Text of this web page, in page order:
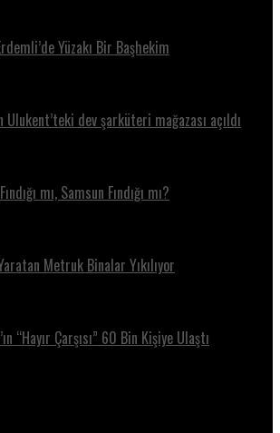
Yüzakı Bir Başhekim
Ulukent’teki dev şarküteri mağazası açıldı
mı, Samsun Fındığı mı?
Metruk Binalar Yıkılıyor
“Hayır Çarşısı” 60 Bin Kişiye Ulaştı